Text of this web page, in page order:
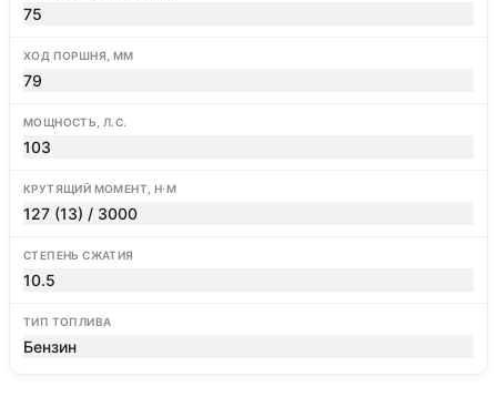
75
ХОД ПОРШНЯ, ММ
79
МОЩНОСТЬ, Л.С.
103
КРУТЯЩИЙ МОМЕНТ, Н·М
127 (13) / 3000
СТЕПЕНЬ СЖАТИЯ
10.5
ТИП ТОПЛИВА
Бензин